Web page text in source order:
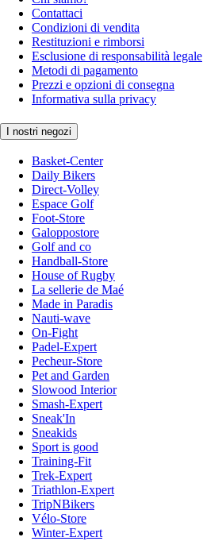
Contattaci
Condizioni di vendita
Restituzioni e rimborsi
Esclusione di responsabilità legale
Metodi di pagamento
Prezzi e opzioni di consegna
Informativa sulla privacy
I nostri negozi
Basket-Center
Daily Bikers
Direct-Volley
Espace Golf
Foot-Store
Galoppostore
Golf and co
Handball-Store
House of Rugby
La sellerie de Maé
Made in Paradis
Nauti-wave
On-Fight
Padel-Expert
Pecheur-Store
Pet and Garden
Slowood Interior
Smash-Expert
Sneak'In
Sneakids
Sport is good
Training-Fit
Trek-Expert
Triathlon-Expert
TripNBikers
Vélo-Store
Winter-Expert